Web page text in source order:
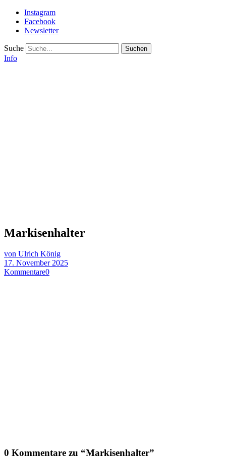
Instagram
Facebook
Newsletter
Suche
Info
Markisenhalter
von Ulrich König
17. November 2025
Kommentare0
0 Kommentare zu “Markisenhalter”